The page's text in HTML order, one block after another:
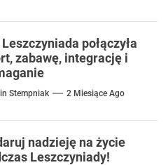
połączyła
zabawę, integrację i
Stempniak 2 Miesiące Ago
nadzieję na życie
Leszczyniady!